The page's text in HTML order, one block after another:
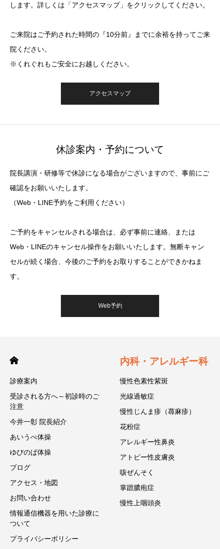
します。詳しくは「アクセスマップ」をクリックしてください。
ご来院はご予約された時間の『10分前』までに余裕を持ってご来
院ください。
※くれぐれもご安全にお越しください。
アクセスマップ
休診案内・予約について
院長講演・研修等で休診になる場合がございますので、事前にご
確認をお願いいたします。
（Web・LINE予約をご利用ください）
ご予約をキャンセルされる場合は、必ず事前に連絡、または
Web・LINEのキャンセル操作をお願いいたします。無断キャン
セルが続く場合、今後のご予約をお取りすることができかねま
す。
Web予約
診療案内
受診される方へ～初診時のご
注意
今井一彰 院長紹介
あいうべ体操
ゆびのば体操
ブログ
アクセス・地図
お問い合わせ
情報通信機器を用いた診療に
ついて
プライバシーポリシー
内科・アレルギー科
慢性色素性紫斑
光線過敏症
慢性じんま疹（蕁麻疹）
花粉症
アレルギー性鼻炎
アトピー性皮膚炎
咳ぜんそく
掌蹠膿疱症
慢性上咽頭炎